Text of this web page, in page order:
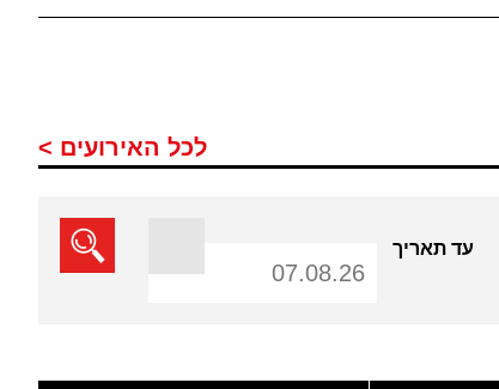
לכל האירועים >
עד תאריך